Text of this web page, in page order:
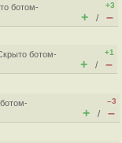
ботом-
+3
+ / –
ботом-
+1
+ / –
–3
+ / –